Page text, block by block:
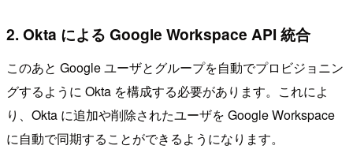
2. Okta による Google Workspace API 統合
このあと Google ユーザとグループを自動でプロビジョニン
グするように Okta を構成する必要があります。これによ
り、Okta に追加や削除されたユーザを Google Workspace
に自動で同期することができるようになります。